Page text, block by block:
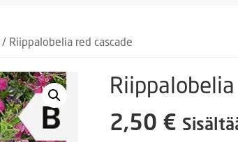
kukat
kukat
Ruukut
/ Riippalobelia red cascade
2,50 €